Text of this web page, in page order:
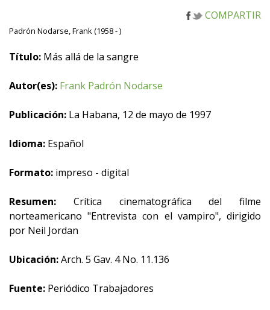
COMPARTIR
Padrón Nodarse, Frank (1958 - )
Título: Más allá de la sangre
Autor(es): Frank Padrón Nodarse
Publicación: La Habana, 12 de mayo de 1997
Idioma: Español
Formato: impreso - digital
Resumen: Crítica cinematográfica del filme
norteamericano "Entrevista con el vampiro", dirigido
por Neil Jordan
Ubicación:Arch. 5 Gav. 4 No. 11.136
Fuente: Periódico Trabajadores